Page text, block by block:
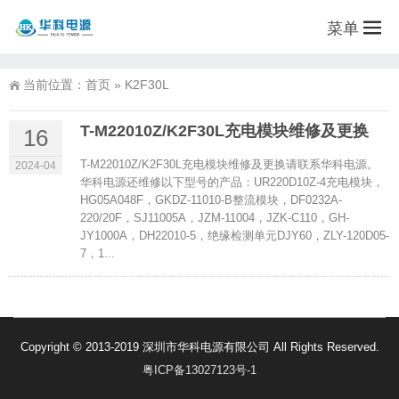
菜单
当前位置： 首页 » K2F30L
16
2024-04
T-M22010Z/K2F30L充电模块维修及更换
T-M22010Z/K2F30L充电模块维修及更换请联系华科电源。
华科电源还维修以下型号的产品：UR220D10Z-4充电模块，
HG05A048F，GKDZ-11010-B整流模块，DF0232A-
220/20F，SJ11005A，JZM-11004，JZK-C110，GH-
JY1000A，DH22010-5，绝缘检测单元DJY60，ZLY-120D05-
7，1...
Copyright © 2013-2019 深圳市华科电源有限公司 All Rights Reserved.
粤ICP备13027123号-1